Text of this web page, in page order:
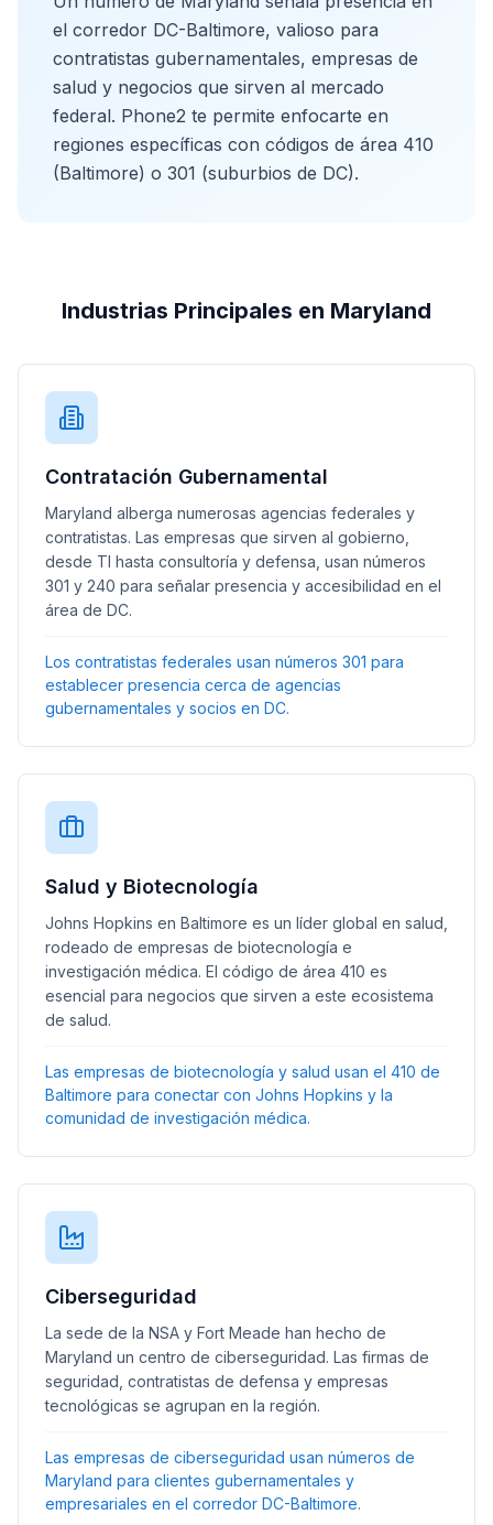
el corredor DC-Baltimore, valioso para
contratistas gubernamentales, empresas de
salud y negocios que sirven al mercado
federal. Phone2 te permite enfocarte en
regiones específicas con códigos de área 410
(Baltimore) o 301 (suburbios de DC).
Industrias Principales en Maryland
Contratación Gubernamental
Maryland alberga numerosas agencias federales y
contratistas. Las empresas que sirven al gobierno,
desde TI hasta consultoría y defensa, usan números
301 y 240 para señalar presencia y accesibilidad en el
área de DC.
Los contratistas federales usan números 301 para
establecer presencia cerca de agencias
gubernamentales y socios en DC.
Salud y Biotecnología
Johns Hopkins en Baltimore es un líder global en salud,
rodeado de empresas de biotecnología e
investigación médica. El código de área 410 es
esencial para negocios que sirven a este ecosistema
de salud.
Las empresas de biotecnología y salud usan el 410 de
Baltimore para conectar con Johns Hopkins y la
comunidad de investigación médica.
Ciberseguridad
La sede de la NSA y Fort Meade han hecho de
Maryland un centro de ciberseguridad. Las firmas de
seguridad, contratistas de defensa y empresas
tecnológicas se agrupan en la región.
Las empresas de ciberseguridad usan números de
Maryland para clientes gubernamentales y
empresariales en el corredor DC-Baltimore.